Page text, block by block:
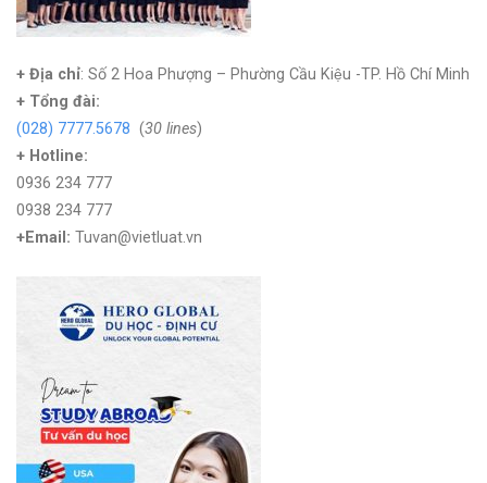
+ Địa chỉ: Số 2 Hoa Phượng – Phường Cầu Kiệu -TP. Hồ Chí Minh
+ Tổng đài:
(028) 7777.5678 (30 lines)
+ Hotline:
0936 234 777
0938 234 777
+Email: Tuvan@vietluat.vn